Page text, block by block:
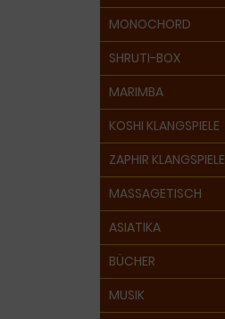
MONOCHORD
SHRUTI-BOX
MARIMBA
KOSHI KLANGSPIELE
ZAPHIR KLANGSPIELE
MASSAGETISCH
ASIATIKA
BÜCHER
MUSIK